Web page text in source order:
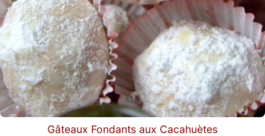
Gâteaux Fondants aux Cacahuètes